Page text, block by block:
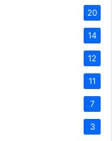
20
14
12
11
7
3